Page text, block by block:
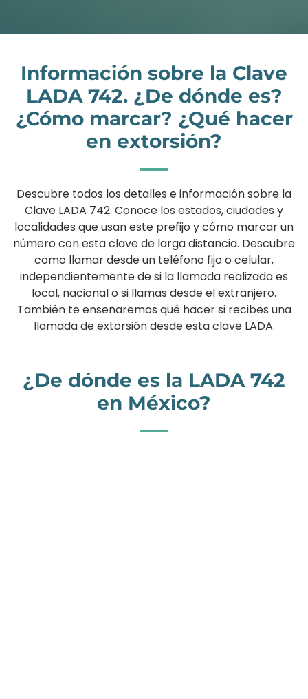
Información sobre la Clave
LADA 742. ¿De dónde es?
¿Cómo marcar? ¿Qué hacer
en extorsión?
Descubre todos los detalles e información sobre la
Clave LADA 742. Conoce los estados, ciudades y
localidades que usan este prefijo y cómo marcar un
número con esta clave de larga distancia. Descubre
como llamar desde un teléfono fijo o celular,
independientemente de si la llamada realizada es
local, nacional o si llamas desde el extranjero.
También te enseñaremos qué hacer si recibes una
llamada de extorsión desde esta clave LADA.
¿De dónde es la LADA 742
en México?